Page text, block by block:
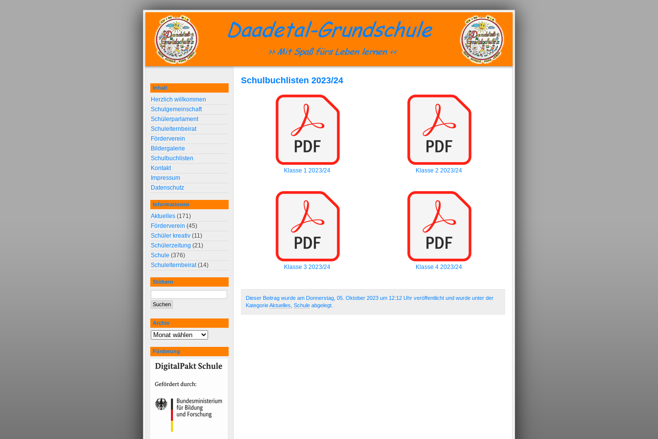
Schulbuchlisten 2023/24
Klasse 1 2023/24 Klasse 2 2023/24
Klasse 3 2023/24 Klasse 4 2023/24
Dieser Beitrag wurde am Donnerstag, 05. Oktober 2023 um 12:12 Uhr veröffentlicht und wurde unter der
KategorieAktuelles Schule abgelegt.
Inhalt
Herzlich willkommen
Schulgemeinschaft
Schülerparlament
Schulelternbeirat
Förderverein
Bildergalerie
Schulbuchlisten
Kontakt
Impressum
Datenschutz
Informationen
Aktuelles (171)
Förderverein (45)
Schüler kreativ (11)
Schülerzeitung (21)
Schule (376)
Schulelternbeirat(14)
Stöbern
Archiv
Förderung